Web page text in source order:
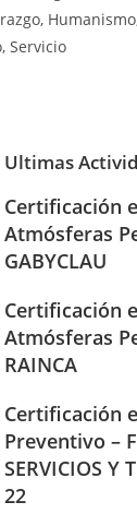
Ultimas
Certificación
Atmósferas
GABYCLAU
Certificación
Atmósferas
RAINCA
Certificación
Preventivo –
SERVICIOS Y
22